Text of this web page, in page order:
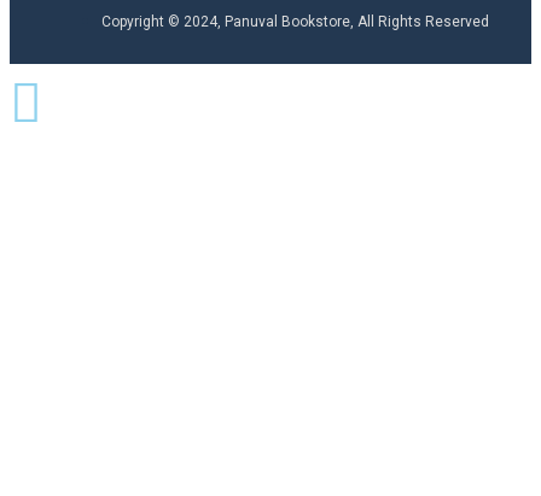
Copyright © 2024, Panuval Bookstore, All Rights Reserved